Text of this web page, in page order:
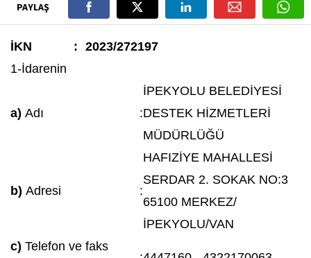
PAYLAŞ
İKN : 2023/272197
1-İdarenin
a) Adı :
İPEKYOLU BELEDİYESİ
DESTEK HİZMETLERİ
MÜDÜRLÜĞÜ
b) Adresi :
HAFIZİYE MAHALLESİ
SERDAR 2. SOKAK NO:3
65100 MERKEZ/
İPEKYOLU/VAN
c) Telefon ve faks